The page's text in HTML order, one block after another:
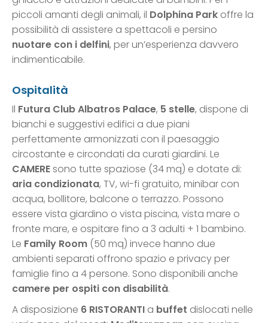
piccoli amanti degli animali, il Dolphina Park offre la
possibilità di assistere a spettacoli e persino
nuotare con i delfini, per un’esperienza davvero
indimenticabile.
Ospitalità
Il Futura Club Albatros Palace, 5 stelle, dispone di
bianchi e suggestivi edifici a due piani
perfettamente armonizzati con il paesaggio
circostante e circondati da curati giardini. Le
CAMEREsono tutte spaziose (34 mq) e dotate di:
aria condizionata, TV, wi-fi gratuito, minibar con
acqua, bollitore, balcone o terrazzo. Possono
essere vista giardino o vista piscina, vista mare o
fronte mare, e ospitare fino a 3 adulti + 1 bambino.
Le Family Room (50 mq) invece hanno due
ambienti separati offrono spazio e privacy per
famiglie fino a 4 persone. Sono disponibili anche
camere per ospiti con disabilità.
A disposizione 6 RISTORANTI a buffet dislocati nelle